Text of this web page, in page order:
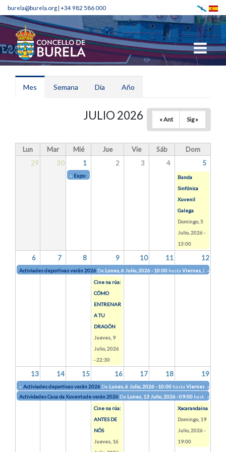
burela@burela.org| +34 982 586 000
Solapas principales
Mes (solapaSemana Día Año
JULIO 2026 « Ant Sig »
Lun Mar Mié Jue Vie Sáb
Dom
29
30 1 2 3 4 5
« Exposición Os Maragatos da Porta de San PedroDeMiércoles, 17
Banda
Sinfónica
Xuvenil
Galega
Domingo, 5
Julio, 2026 -
13:00
6 7 8 9 10 11 12
Activiades deportivas verán 2026 De Lunes, 6 Julio, 2026 - 10:00 hasta Viernes, 28»
Cine na rúa:
CÓMO
ENTRENAR
A TU
DRAGÓN
Jueves, 9
Julio, 2026
- 22:30
13 14 15 16 17 18 19
« Activiades deportivas verán 2026 De Lunes, 6 Julio, 2026 - 10:00 hasta Viernes, 28
»
Actividades Casa da Xuventude verán 2026 De Lunes, 13 Julio, 2026 - 09:00 hasta Jueves,
»
Cine na rúa:
ANTES DE
NÓS
Jueves, 16
Xacarandaina
Domingo, 19
Julio, 2026 -
19:00